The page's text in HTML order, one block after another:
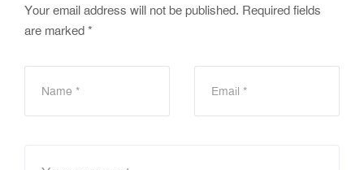
Your email address will not be published. Required fields
are marked *